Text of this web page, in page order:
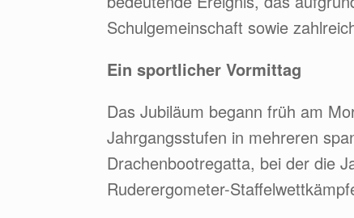
Schulgemeinschaft sowie
Ein sportlicher Vormittag
Das Jubiläum begann früh am
Jahrgangsstufen in mehreren
Drachenbootregatta, bei der die
Ruderergometer-